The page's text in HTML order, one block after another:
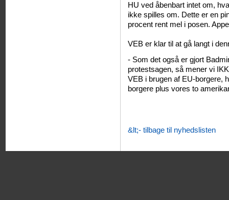
HU ved åbenbart intet om,
ikke spilles om. Dette er en
procent rent mel i posen.
VEB er klar til at gå langt i
- Som det også er gjort
protestsagen, så mener vi
VEB i brugen af EU-borgere,
borgere plus vores to
&lt;- tilbage til nyhedslisten